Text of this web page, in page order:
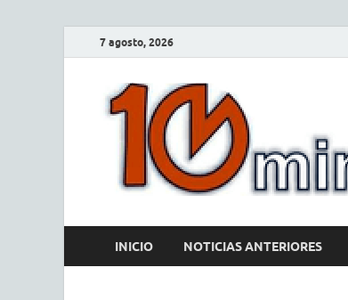
7 agosto, 2026
INICIO NOTICIAS ANTERIORES